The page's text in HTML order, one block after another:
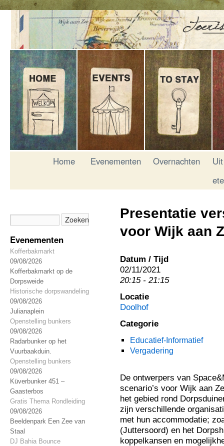
Home Evenementen Overnachten
Uit
Evenementen
Kofferbakmarkt
09/08/2026
Kofferbakmarkt op de
Dorpsweide
Historische dorpswandeling
09/08/2026
Julianaplein
Openstelling bunkers
09/08/2026
Radarbunker op het
Vuurbaakduin.
Openstelling bunkers
09/08/2026
Küverbunker 451 –
Gaasterbos
Gratis Thema Rondleiding
09/08/2026
Beeldenpark Een Zee van
Staal
DJ Bahia Bounce
Presentatie
voor Wijk aan
Datum / Tijd
02/11/2021
20:15 - 21:15
Locatie
Doolhof
Categorie
Educatief-Informatief
Vergadering
De ontwerpers van
scenario’s voor Wijk aan
het gebied rond
zijn verschillende
met hun accommodatie;
(Juttersoord) en het
koppelkansen en